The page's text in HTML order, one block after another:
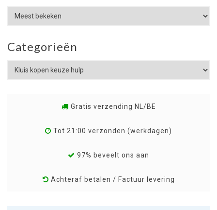
Categorieën
Gratis verzending NL/BE
Tot 21:00 verzonden (werkdagen)
97% beveelt ons aan
Achteraf betalen / Factuur levering